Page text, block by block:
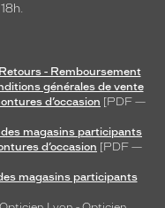
- Remboursement
générales de vente
d’occasion [PDF —
des magasins participants
d’occasion [PDF —
magasins participants